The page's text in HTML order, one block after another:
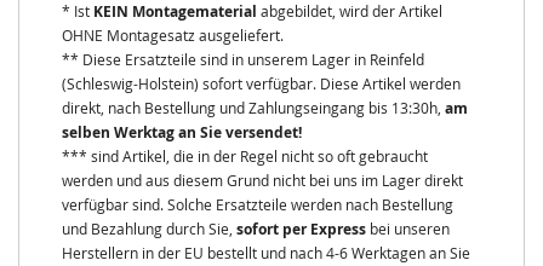
* Ist KEIN Montagematerial abgebildet, wird der Artikel
OHNE Montagesatz ausgeliefert.
** Diese Ersatzteile sind in unserem Lager in Reinfeld
(Schleswig-Holstein) sofort verfügbar. Diese Artikel werden
direkt, nach Bestellung und Zahlungseingang bis 13:30h, am
selben Werktag an Sie versendet!
*** sind Artikel, die in der Regel nicht so oft gebraucht
werden und aus diesem Grund nicht bei uns im Lager direkt
verfügbar sind. Solche Ersatzteile werden nach Bestellung
und Bezahlung durch Sie, sofort per Express bei unseren
Herstellern in der EU bestellt und nach 4-6 Werktagen an Sie